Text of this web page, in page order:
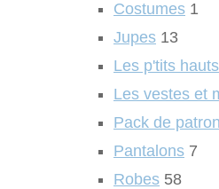
Costumes 1
Jupes 13
Les p'tits hauts
Les vestes et
Pack de
Pantalons 7
Robes 58